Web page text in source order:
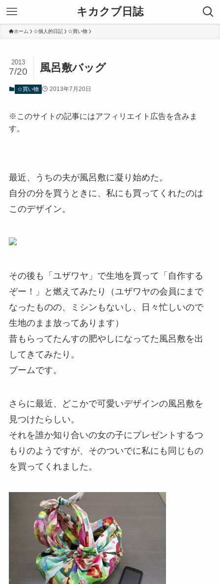
キカクブ日誌
ホーム ☆個人的日記 ☆買い物
風呂敷バッグ
2013
7/20
☆買い物 2013年7月20日
※このサイトの記事にはアフィリエイト広告を含みま
す。
最近、うちの夫が風呂敷に凝り始めた。
自分の分を買うときに、私にも買ってくれたのは
このデザイン。
その後も「ユザワヤ」で生地を買って「自作する
ぞー！」と燃えてみたり（ユザワヤの会員にまで
なったものの、ミシンもないし、日々忙しいので
生地のまま放ってあります）
昔もらってたんすの肥やしになってた風呂敷を出
してきてみたり。
ブームです。
さらに最近、どこかで可愛いデザインの風呂敷を
見つけたらしい。
それを誰か知り合いの女の子にプレゼントするつ
もりのようですが、そのついでに私にも同じもの
を買ってくれました。